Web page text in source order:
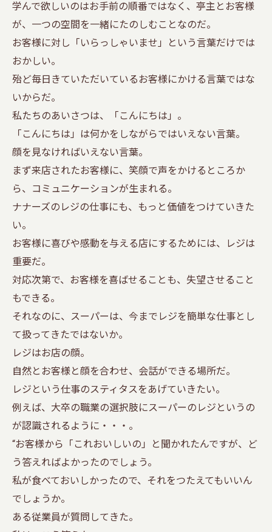
学んで欲しいのはお手前の順番ではなく、亭主とお客様
が、一つの空間を一緒にたのしむことなのだ。
お客様に対し「いらっしゃいませ」という言葉だけでは
おかしい。
殆ど毎日きていただいているお客様にかける言葉ではな
いからだ。
私たちのあいさつは、「こんにちは」。
「こんにちは」は何かをしながらではいえない言葉。
顔を見なければいえない言葉。
まず来店されたお客様に、笑顔で声をかけるところか
ら、コミュニケーションが生まれる。
ナナーズのレジの仕事にも、もっと価値をつけていきた
い。
お客様に喜びや感動を与える店にするためには、レジは
重要だ。
対応次第で、お客様を喜ばせることも、失望させること
もできる。
それなのに、スーパーは、今までレジを簡単な仕事とし
て扱ってきたではないか。
レジはお店の顔。
自然とお客様と顔を合わせ、会話ができる場所だ。
レジという仕事のスティタスをあげていきたい。
例えば、大卒の職業の選択肢にスーパーのレジというの
が認識されるように・・・。
“お客様から「これおいしいの」と聞かれたんですが、ど
う答えればよかったのでしょう。
私が食べておいしかったので、それをつたえてもいいん
でしょうか。
ある従業員が質問してきた。